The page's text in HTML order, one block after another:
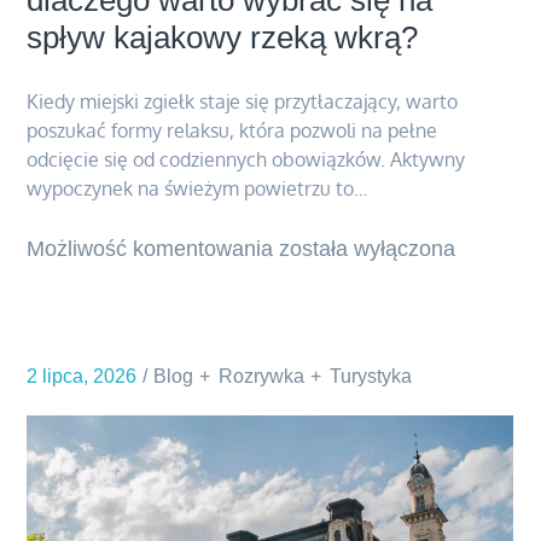
spływ kajakowy rzeką wkrą?
Kiedy miejski zgiełk staje się przytłaczający, warto
poszukać formy relaksu, która pozwoli na pełne
odcięcie się od codziennych obowiązków. Aktywny
wypoczynek na świeżym powietrzu to…
Możliwość komentowaniaAktywny
dlaczego
warto
się
na
została wyłączona
2 lipca, 2026 Blog Rozrywka Turystyka